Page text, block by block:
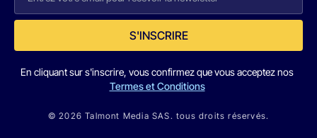
S'INSCRIRE
En cliquant sur s'inscrire, vous confirmez que vous acceptez nos
Termes et Conditions
© 2026 Talmont Media SAS. tous droits réservés.